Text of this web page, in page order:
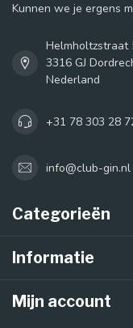
Kunnen we je ergens
Helmholtzstraat
3316 GJ
Nederland
+31 78 303 28
info@club-gin.nl
Categorieën
Informatie
Mijn account